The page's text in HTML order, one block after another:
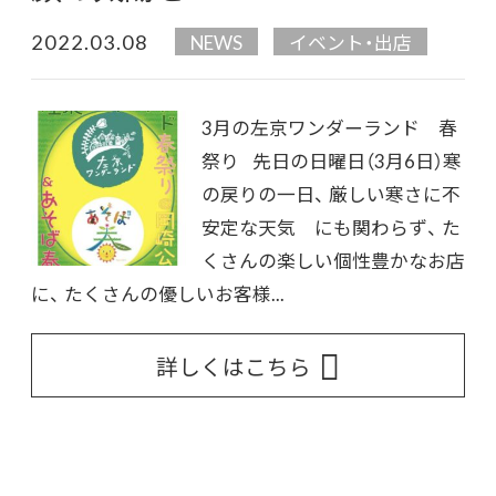
2022.03.08 NEWS イベント・出店
3月の左京ワンダーランド 春
祭り 先日の日曜日（3月6日）寒
の戻りの一日、 厳しい寒さに不
安定な天気 にも関わらず、 た
くさんの楽しい個性豊かなお店
に、 たくさんの優しいお客様...
詳しくはこちら